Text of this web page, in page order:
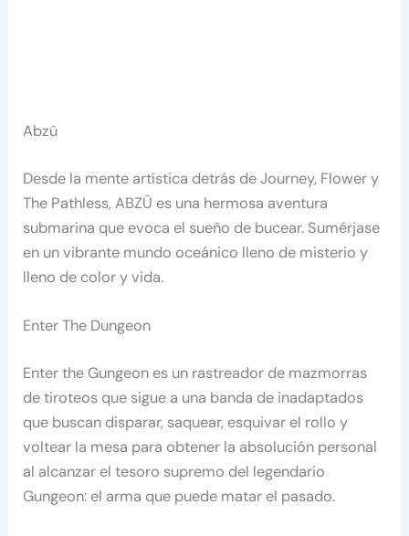
Abzû
Desde la mente artística detrás de Journey, Flower y
The Pathless, ABZÛ es una hermosa aventura
submarina que evoca el sueño de bucear. Sumérjase
en un vibrante mundo oceánico lleno de misterio y
lleno de color y vida.
Enter The Dungeon
Enter the Gungeon es un rastreador de mazmorras
de tiroteos que sigue a una banda de inadaptados
que buscan disparar, saquear, esquivar el rollo y
voltear la mesa para obtener la absolución personal
al alcanzar el tesoro supremo del legendario
Gungeon: el arma que puede matar el pasado.